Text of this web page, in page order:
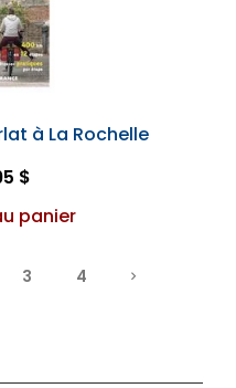
à La Rochelle
$
panier
3 4